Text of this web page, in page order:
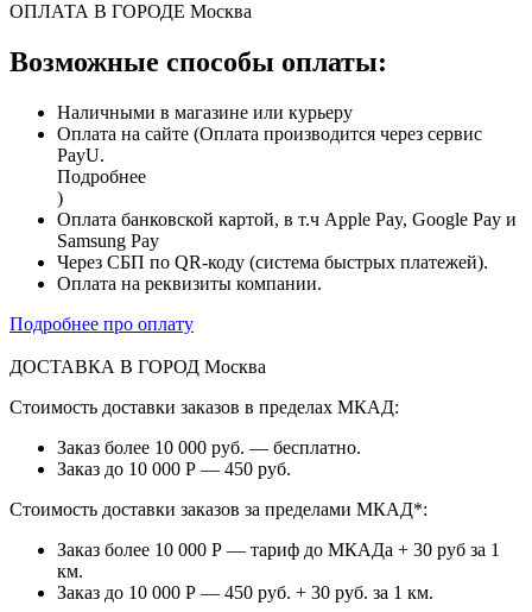
ОПЛАТА В ГОРОДЕ Москва
Возможные способы оплаты:
Наличными в магазине или курьеру
Оплата на сайте (Оплата производится через сервис
PayU.
Подробнее
)
Оплата банковской картой, в т.ч Apple Pay, Google Pay и
Samsung Pay
Через СБП по QR-коду (система быстрых платежей).
Оплата на реквизиты компании.
Подробнее про оплату
ДОСТАВКА В ГОРОД Москва
Стоимость доставки заказов в пределах МКАД:
Заказ более 10 000 руб. — бесплатно.
Заказ до 10 000 Р — 450 руб.
Стоимость доставки заказов за пределами МКАД*:
Заказ более 10 000 Р — тариф до МКАДа + 30 руб за 1
км.
Заказ до 10 000 Р — 450 руб. + 30 руб. за 1 км.